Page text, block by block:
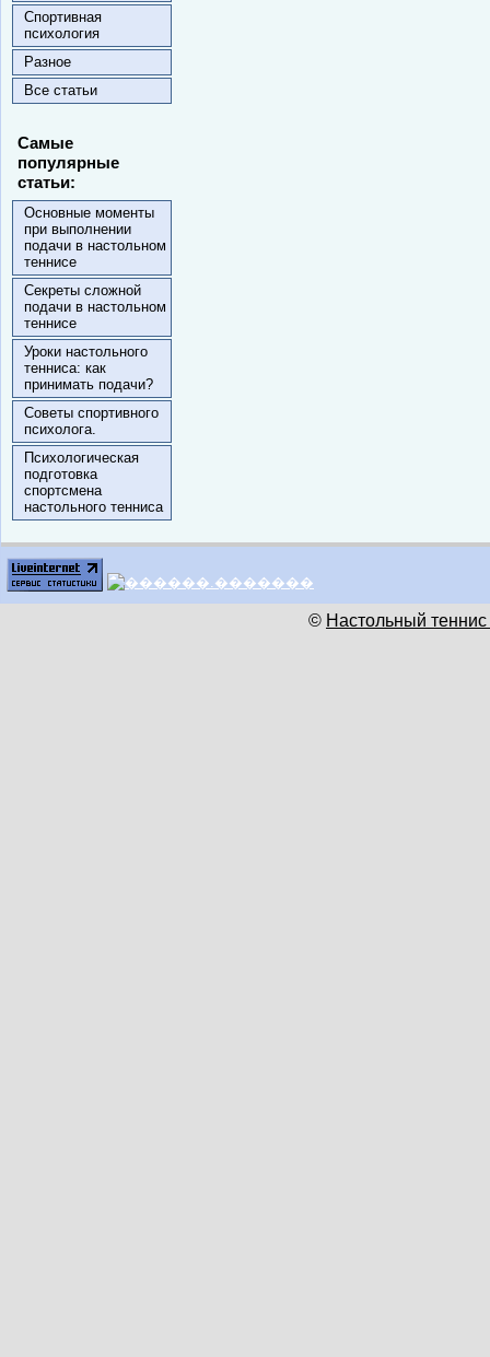
Спортивная
психология
Разное
Все статьи
Самые
популярные
статьи:
Основные моменты
при выполнении
подачи в настольном
теннисе
Секреты сложной
подачи в настольном
теннисе
Уроки настольного
тенниса: как
принимать подачи?
Советы спортивного
психолога.
Психологическая
подготовка
спортсмена
настольного тенниса
© Настольный